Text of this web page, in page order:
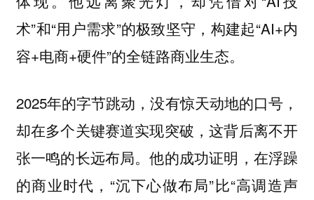
术”和“用户需求”的极致坚守，构建起“AI+内
容+电商+硬件”的全链路商业生态。
2025年的字节跳动，没有惊天动地的口号，
却在多个关键赛道实现突破，这背后离不开
张一鸣的长远布局。他的成功证明，在浮躁
的商业时代，“沉下心做布局”比“高调造声